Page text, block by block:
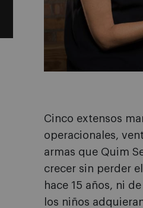
Cinco extensos
operacionales,
armas que Quim
crecer sin perder
hace 15 años, ni
los niños